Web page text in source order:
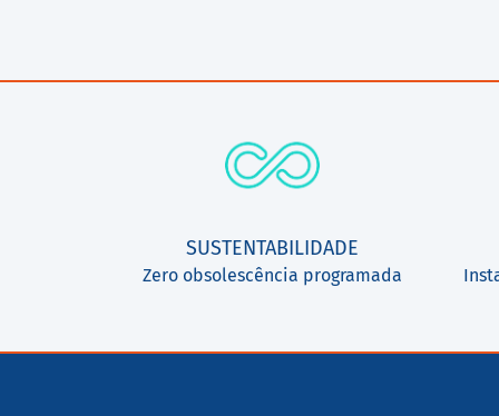
SUSTENTABILIDADE
Zero obsolescência programada